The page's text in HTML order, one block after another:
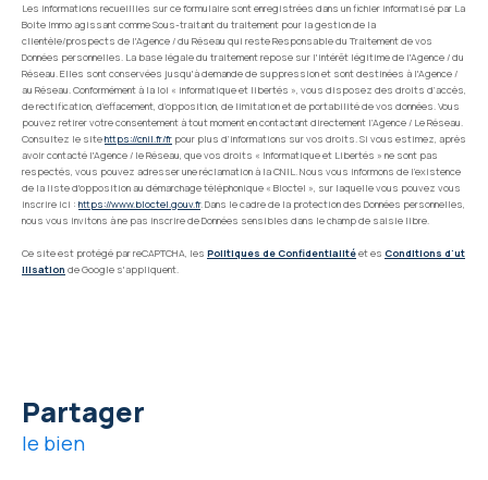
Les informations recueillies sur ce formulaire sont enregistrées dans un fichier informatisé par La
Boite Immo agissant comme Sous-traitant du traitement pour la gestion de la
clientèle/prospects de l'Agence / du Réseau qui reste Responsable du Traitement de vos
Données personnelles. La base légale du traitement repose sur l'intérêt légitime de l'Agence / du
Réseau. Elles sont conservées jusqu'à demande de suppression et sont destinées à l'Agence /
au Réseau. Conformément à la loi « informatique et libertés », vous disposez des droits d’accès,
de rectification, d’effacement, d’opposition, de limitation et de portabilité de vos données. Vous
pouvez retirer votre consentement à tout moment en contactant directement l’Agence / Le Réseau.
Consultez le sitehttps://cnil.fr/fr pour plus d’informations sur vos droits. Si vous estimez, après
avoir contacté l'Agence / le Réseau, que vos droits « Informatique et Libertés » ne sont pas
respectés, vous pouvez adresser une réclamation à la CNIL. Nous vous informons de l’existence
de la liste d'opposition au démarchage téléphonique « Bloctel », sur laquelle vous pouvez vous
inscrire ici : https://www.bloctel.gouv.fr. Dans le cadre de la protection des Données personnelles,
nous vous invitons à ne pas inscrire de Données sensibles dans le champ de saisie libre.
Ce site est protégé par reCAPTCHA, les Politiques de Confidentialitéet es Conditions d'ut
ilisation de Google s'appliquent.
partager
le bien